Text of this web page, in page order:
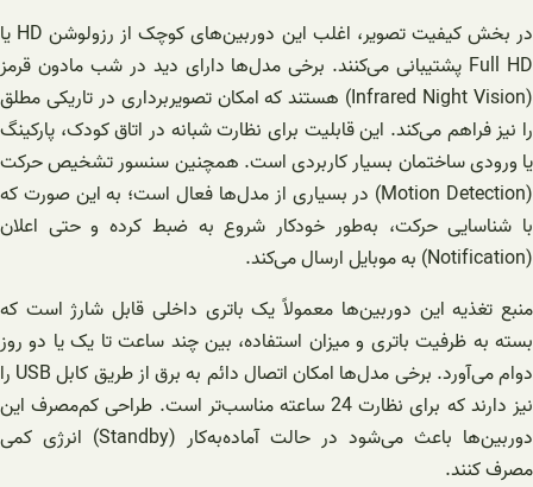
در بخش کیفیت تصویر، اغلب این دوربین‌های کوچک از رزولوشن HD یا
Full HD پشتیبانی می‌کنند. برخی مدل‌ها دارای دید در شب مادون قرمز
(Infrared Night Vision) هستند که امکان تصویربرداری در تاریکی مطلق
را نیز فراهم می‌کند. این قابلیت برای نظارت شبانه در اتاق کودک، پارکینگ
یا ورودی ساختمان بسیار کاربردی است. همچنین سنسور تشخیص حرکت
(Motion Detection) در بسیاری از مدل‌ها فعال است؛ به این صورت که
با شناسایی حرکت، به‌طور خودکار شروع به ضبط کرده و حتی اعلان
(Notification) به موبایل ارسال می‌کند.
منبع تغذیه این دوربین‌ها معمولاً یک باتری داخلی قابل شارژ است که
بسته به ظرفیت باتری و میزان استفاده، بین چند ساعت تا یک یا دو روز
دوام می‌آورد. برخی مدل‌ها امکان اتصال دائم به برق از طریق کابل USB را
نیز دارند که برای نظارت 24 ساعته مناسب‌تر است. طراحی کم‌مصرف این
دوربین‌ها باعث می‌شود در حالت آماده‌به‌کار (Standby) انرژی کمی
مصرف کنند.